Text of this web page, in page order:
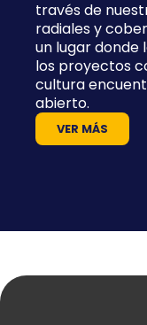
través de
radiales y
un lugar donde
los proyectos
cultura
abierto.
VER MÁS